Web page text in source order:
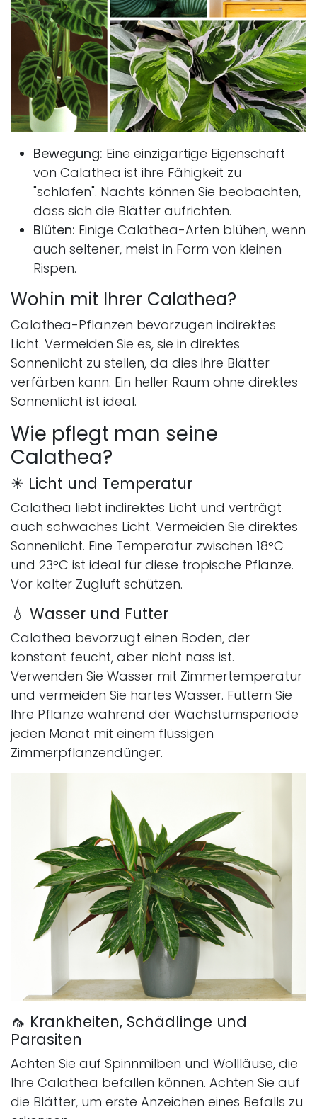
Bewegung: Eine einzigartige Eigenschaft
von Calathea ist ihre Fähigkeit zu
"schlafen". Nachts können Sie beobachten,
dass sich die Blätter aufrichten.
Blüten: Einige Calathea-Arten blühen, wenn
auch seltener, meist in Form von kleinen
Rispen.
Wohin mit Ihrer Calathea?
Calathea-Pflanzen bevorzugen indirektes
Licht. Vermeiden Sie es, sie in direktes
Sonnenlicht zu stellen, da dies ihre Blätter
verfärben kann. Ein heller Raum ohne direktes
Sonnenlicht ist ideal.
Wie pflegt man seine
Calathea?
☀ Licht und Temperatur
Calathea liebt indirektes Licht und verträgt
auch schwaches Licht. Vermeiden Sie direktes
Sonnenlicht. Eine Temperatur zwischen 18°C
und 23°C ist ideal für diese tropische Pflanze.
Vor kalter Zugluft schützen.
💧 Wasser und Futter
Calathea bevorzugt einen Boden, der
konstant feucht, aber nicht nass ist.
Verwenden Sie Wasser mit Zimmertemperatur
und vermeiden Sie hartes Wasser. Füttern Sie
Ihre Pflanze während der Wachstumsperiode
jeden Monat mit einem flüssigen
Zimmerpflanzendünger.
🦟 Krankheiten, Schädlinge und
Parasiten
Achten Sie auf Spinnmilben und Wollläuse, die
Ihre Calathea befallen können. Achten Sie auf
die Blätter, um erste Anzeichen eines Befalls zu